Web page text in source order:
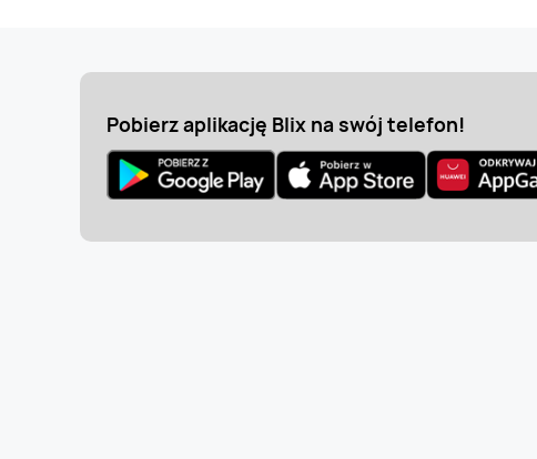
Pobierz aplikację Blix na swój telefon!